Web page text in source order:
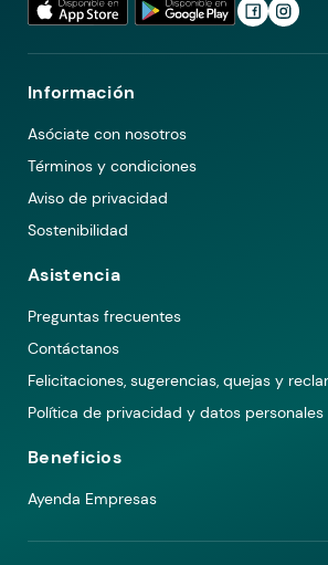
Información
Asóciate con nosotros
Términos y condiciones
Aviso de privacidad
Sostenibilidad
Asistencia
Preguntas frecuentes
Contáctanos
Felicitaciones, sugerencias, quejas y
Política de privacidad y datos personales
Beneficios
Ayenda Empresas